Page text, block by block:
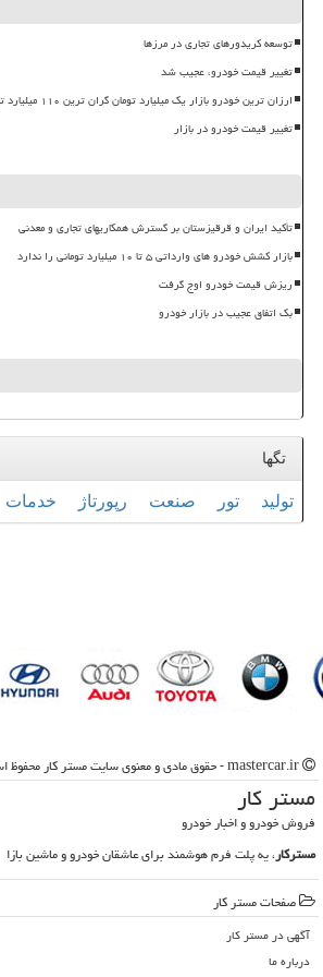
توسعه کریدورهای تجاری در مرزها
تغییر قیمت خودرو، عجیب شد
ارزان ترین خودرو بازار یک میلیارد تومان گران ترین ۱۱۰ میلیارد تومان
تغییر قیمت خودرو در بازار
تأکید ایران و قرقیزستان بر گسترش همکاریهای تجاری و معدنی
بازار کشش خودرو های وارداتی ۵ تا ۱۰ میلیارد تومانی را ندارد
ریزش قیمت خودرو اوج گرفت
بک اتفاق عجیب در بازار خودرو
تگها
تولید تور صنعت رپورتاژ خدمات
مستر كار
فروش خودرو و اخبار خودرو
مسترکار، یه پلت فرم هوشمند برای عاشقان خودرو و ماشین بازا
صفحات مستر كار
آگهی در مستر كار
درباره ما